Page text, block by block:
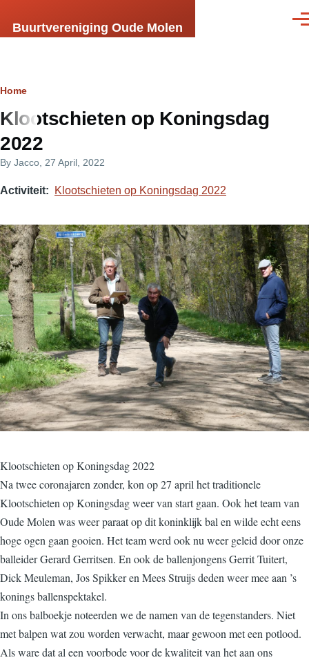
Buurtvereniging Oude Molen
Breadcrumb
Home
Klootschieten op Koningsdag
2022
By Jacco , 27 April, 2022
Activiteit Klootschieten op Koningsdag 2022
Klootschieten op Koningsdag 2022
Na twee coronajaren zonder, kon op 27 april het traditionele
Klootschieten op Koningsdag weer van start gaan. Ook het team van
Oude Molen was weer paraat op dit koninklijk bal en wilde echt eens
hoge ogen gaan gooien. Het team werd ook nu weer geleid door onze
balleider Gerard Gerritsen. En ook de ballenjongens Gerrit Tuitert,
Dick Meuleman, Jos Spikker en Mees Struijs deden weer mee aan ’s
konings ballenspektakel.
In ons balboekje noteerden we de namen van de tegenstanders. Niet
met balpen wat zou worden verwacht, maar gewoon met een potlood.
Als ware dat al een voorbode voor de kwaliteit van het aan ons